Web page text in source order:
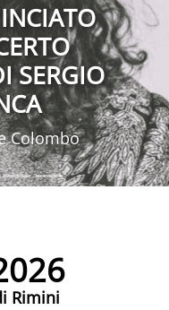
SERGIO
Colombo
Rimini